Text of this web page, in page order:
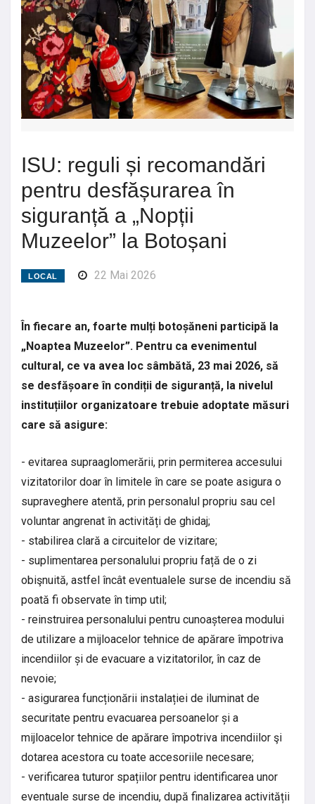
ISU: reguli și recomandări
pentru desfășurarea în
siguranță a „Nopții
Muzeelor” la Botoșani
LOCAL 22 Mai 2026
În fiecare an, foarte mulți botoșăneni participă la
„Noaptea Muzeelor”. Pentru ca evenimentul
cultural, ce va avea loc sâmbătă, 23 mai 2026, să
se desfășoare în condiții de siguranță, la nivelul
instituțiilor organizatoare trebuie adoptate măsuri
care să asigure:
- evitarea supraaglomerării, prin permiterea accesului
vizitatorilor doar în limitele în care se poate asigura o
supraveghere atentă, prin personalul propriu sau cel
voluntar angrenat în activități de ghidaj;
- stabilirea clară a circuitelor de vizitare;
- suplimentarea personalului propriu față de o zi
obişnuită, astfel încât eventualele surse de incendiu să
poată fi observate în timp util;
- reinstruirea personalului pentru cunoașterea modului
de utilizare a mijloacelor tehnice de apărare împotriva
incendiilor și de evacuare a vizitatorilor, în caz de
nevoie;
- asigurarea funcționării instalației de iluminat de
securitate pentru evacuarea persoanelor și a
mijloacelor tehnice de apărare împotriva incendiilor şi
dotarea acestora cu toate accesoriile necesare;
- verificarea tuturor spațiilor pentru identificarea unor
eventuale surse de incendiu, după finalizarea activității